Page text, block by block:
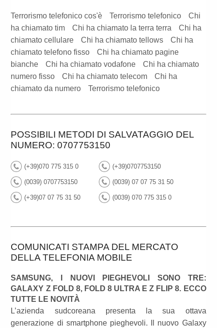
Terrorismo telefonico cos'è Terrorismo telefonico
Chi
ha chiamato tim
Chi ha chiamato la terra terra
Chi ha
chiamato cellulare
Chi ha chiamato tellows
Chi ha
chiamato telefono fisso
Chi ha chiamato pagine
bianche
Chi ha chiamato vodafone
Chi ha chiamato
numero fisso
Chi ha chiamato telecom
Chi ha
chiamato da numero
Terrorismo telefonico
POSSIBILI METODI DI SALVATAGGIO DEL
NUMERO: 0707753150
(+39)070 775 315 0 (+39)0707753150
(0039) 0707753150 (0039) 07 07 75 31 50
(+39)07 07 75 31 50 (0039) 070 775 315 0
COMUNICATI STAMPA DEL MERCATO
DELLA TELEFONIA MOBILE
SAMSUNG, I NUOVI PIEGHEVOLI SONO TRE:
GALAXY Z FOLD 8, FOLD 8 ULTRA E Z FLIP 8. ECCO
TUTTE LE NOVITÀ
L’azienda sudcoreana presenta la sua ottava
generazione di smartphone pieghevoli. Il nuovo Galaxy